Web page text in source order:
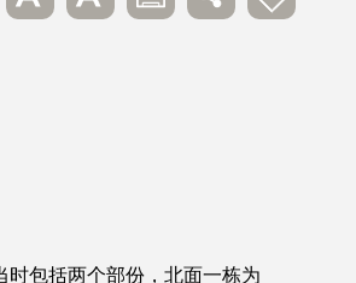
时包括两个部份，北面一栋为